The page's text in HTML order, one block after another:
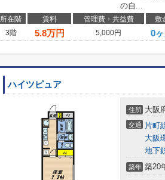
の自...
所在階 賃料 管理費・共益費 敷
3階
5.8万円 5,000円 0ヶ
ハイツピュア
住所 大阪
交通 片町
大阪
地下
築年 築20